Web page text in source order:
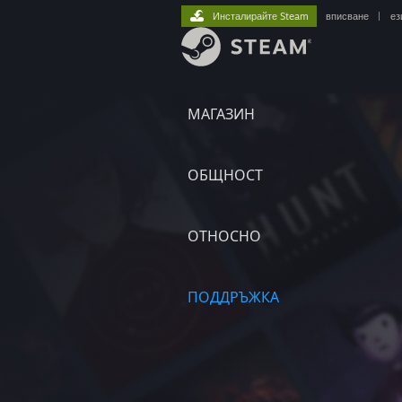
МАГАЗИН
ОБЩНОСТ
ОТНОСНО
ПОДДРЪЖКА
Инсталирайте Steam вписване